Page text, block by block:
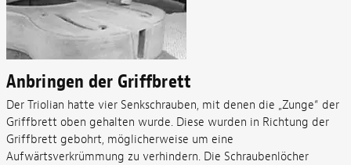
Anbringen der Griffbrett
Der Triolian hatte vier Senkschrauben, mit denen die „Zunge“ der
Griffbrett oben gehalten wurde. Diese wurden in Richtung der
Griffbrett gebohrt, möglicherweise um eine
Aufwärtsverkrümmung zu verhindern. Die Schraubenlöcher